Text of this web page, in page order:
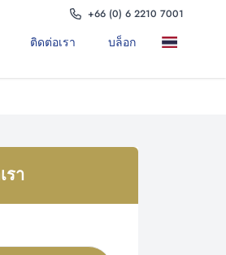
+66 (0) 6 2210 7001
ติดต่อเรา บล็อก
รา